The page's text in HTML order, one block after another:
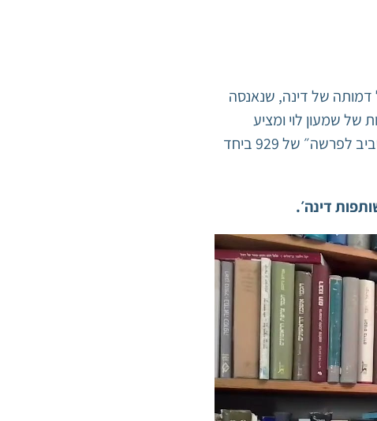
ועל דמותה של דינה, שנאנסה
של שמעון לוי ומציע
נתיבים מתונים יותר בקשרי משפחה ובקרבת לב לקרבן. השיעור הוא חלק מסדר ״מסביב לפרשה״ של 929 ביחד
דינה׳.